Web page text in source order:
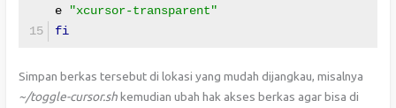
e
"xcursor-transparent"
fi
Simpan berkas tersebut di lokasi yang mudah dijangkau, misalnya
~/toggle-cursor.shkemudian ubah hak akses berkas agar bisa di